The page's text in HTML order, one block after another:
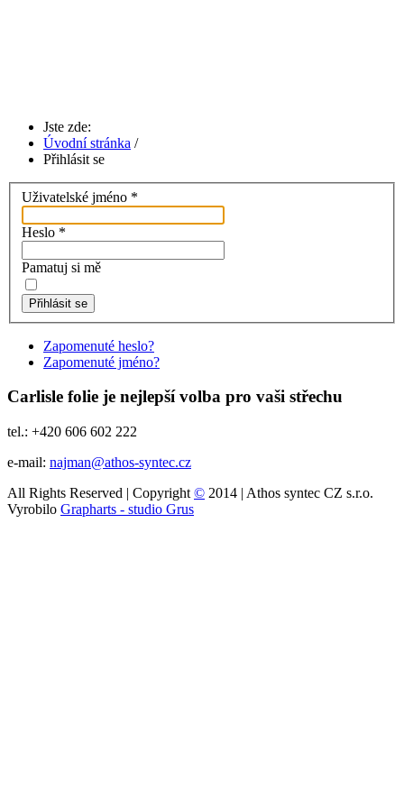
Jste zde:
Úvodní stránka /
Přihlásit se
Uživatelské jméno *
Heslo *
Pamatuj si mě
Přihlásit se
Zapomenuté heslo?
Zapomenuté jméno?
Carlisle folie je nejlepší volba pro vaši střechu
tel.: +420 606 602 222
e-mail: najman@athos-syntec.cz
All Rights Reserved | Copyright © 2014 | Athos syntec CZ s.r.o.
Vyrobilo Grapharts - studio Grus